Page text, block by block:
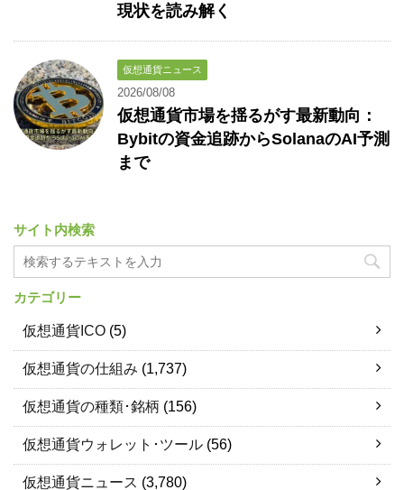
現状を読み解く
仮想通貨ニュース
2026/08/08
仮想通貨市場を揺るがす最新動向：
Bybitの資金追跡からSolanaのAI予測
まで
サイト内検索
カテゴリー
仮想通貨ICO (5)
仮想通貨の仕組み (1,737)
仮想通貨の種類･銘柄 (156)
仮想通貨ウォレット･ツール (56)
仮想通貨ニュース (3,780)